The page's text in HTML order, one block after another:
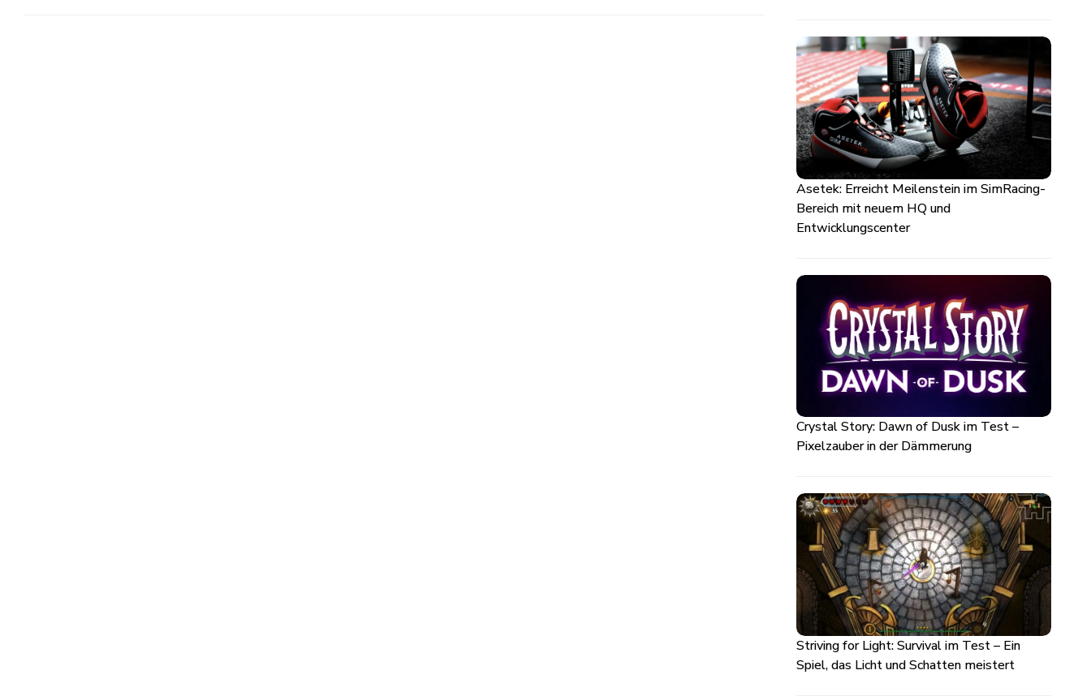
Asetek: Erreicht Meilenstein im SimRacing-
Bereich mit neuem HQ und
Entwicklungscenter
Crystal Story: Dawn of Dusk im Test –
Pixelzauber in der Dämmerung
Striving for Light: Survival im Test – Ein
Spiel, das Licht und Schatten meistert